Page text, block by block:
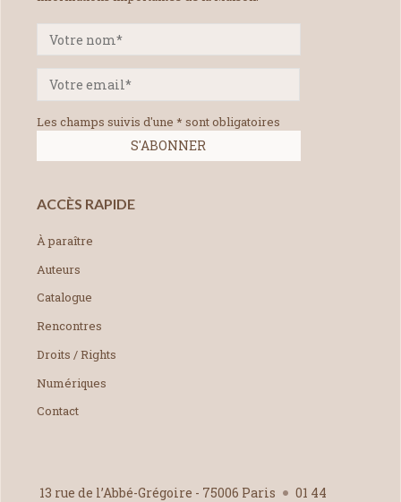
Les champs suivis d'une * sont obligatoires
ACCÈS RAPIDE
À paraître
Auteurs
Catalogue
Rencontres
Droits / Rights
Numériques
Contact
13 rue de l’Abbé-Grégoire - 75006 Paris 01 44